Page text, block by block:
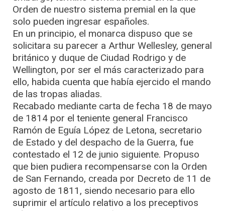
Orden de nuestro sistema premial en la que
solo pueden ingresar españoles.
En un principio, el monarca dispuso que se
solicitara su parecer a Arthur Wellesley, general
británico y duque de Ciudad Rodrigo y de
Wellington, por ser el más caracterizado para
ello, habida cuenta que había ejercido el mando
de las tropas aliadas.
Recabado mediante carta de fecha 18 de mayo
de 1814 por el teniente general Francisco
Ramón de Eguía López de Letona, secretario
de Estado y del despacho de la Guerra, fue
contestado el 12 de junio siguiente. Propuso
que bien pudiera recompensarse con la Orden
de San Fernando, creada por Decreto de 11 de
agosto de 1811, siendo necesario para ello
suprimir el artículo relativo a los preceptivos